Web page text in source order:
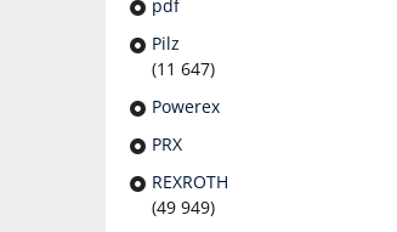
pdf
Pilz
(11 647)
Powerex
PRX
REXROTH
(49 949)